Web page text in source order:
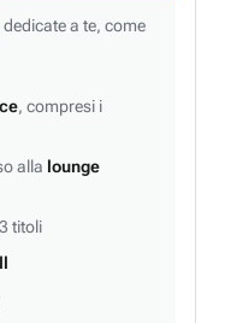
a te, come
, compresi i
alla lounge
titoli